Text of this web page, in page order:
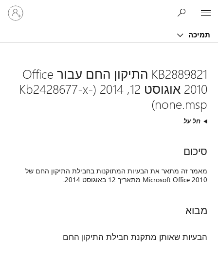
תמיכה
היכנס
לחשבון
שלך
KB2889821 התיקון החם עבור Office
2010 אוגוסט 12, 2014 (Kb2428677-x-
none.msp)
חל על
סיכום
מאמר זה מתאר את הבעיות המתוקנות בחבילת התיקון החם של
Microsoft Office 2010 מתאריך 12 באוגוסט 2014.
מבוא
הבעיות שאותן מתקנת חבילת התיקון החם